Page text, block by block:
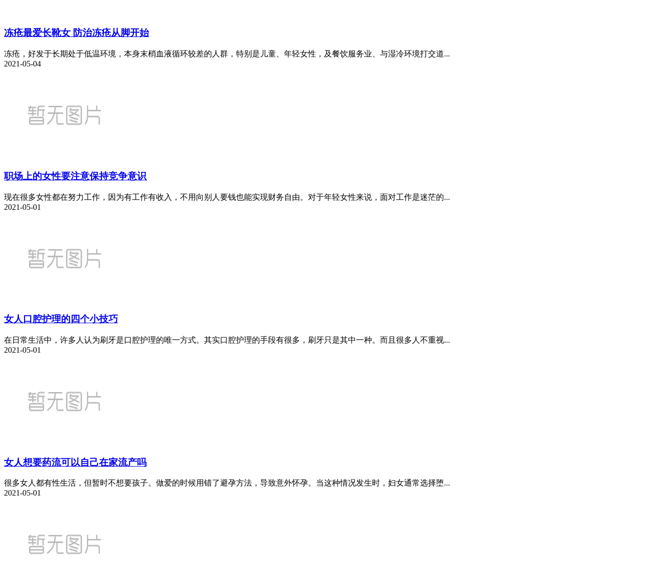
冻疮最爱长靴女 防治冻疮从脚开始
冻疮，好发于长期处于低温环境，本身末梢血液循环较差的人群，特别是儿童、年轻女性，及餐饮服务业、与湿冷环境打交道...
2021-05-04
职场上的女性要注意保持竞争意识
现在很多女性都在努力工作，因为有工作有收入，不用向别人要钱也能实现财务自由。对于年轻女性来说，面对工作是迷茫的...
2021-05-01
女人口腔护理的四个小技巧
在日常生活中，许多人认为刷牙是口腔护理的唯一方式。其实口腔护理的手段有很多，刷牙只是其中一种。而且很多人不重视...
2021-05-01
女人想要药流可以自己在家流产吗
很多女人都有性生活，但暂时不想要孩子。做爱的时候用错了避孕方法，导致意外怀孕。当这种情况发生时，妇女通常选择堕...
2021-05-01